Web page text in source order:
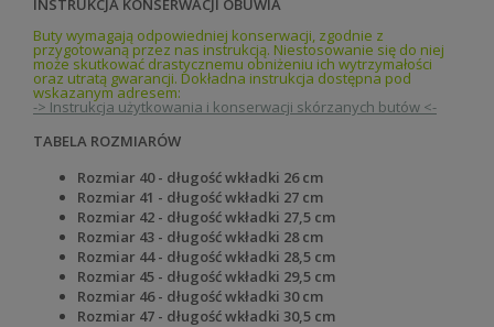
INSTRUKCJA KONSERWACJI OBUWIA
Buty wymagają odpowiedniej konserwacji, zgodnie z
przygotowaną przez nas instrukcją. Niestosowanie się do niej
może skutkować drastycznemu obniżeniu ich wytrzymałości
oraz utratą gwarancji. Dokładna instrukcja dostępna pod
wskazanym adresem:
-> Instrukcja użytkowania i konserwacji skórzanych butów <-
TABELA ROZMIARÓW
Rozmiar 40 - długość wkładki 26 cm
Rozmiar 41 - długość wkładki 27 cm
Rozmiar 42 - długość wkładki 27,5 cm
Rozmiar 43 - długość wkładki 28 cm
Rozmiar 44 - długość wkładki 28,5 cm
Rozmiar 45 - długość wkładki 29,5 cm
Rozmiar 46 - długość wkładki 30 cm
Rozmiar 47 - długość wkładki 30,5 cm